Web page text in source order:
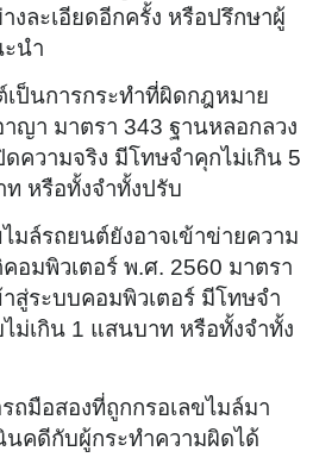
งละเอียดอีกครั้ง หรือปรึกษาผู้
นำ
เป็นการกระทำที่ผิดกฎหมาย
ญา มาตรา 343 ฐานหลอกลวง
ความจริง มีโทษจำคุกไม่เกิน 5
หรือทั้งจำทั้งปรับ
มล์รถยนต์ยังอาจเข้าข่ายความ
มพิวเตอร์ พ.ศ. 2560 มาตรา
สู่ระบบคอมพิวเตอร์ มีโทษจำ
ม่เกิน 1 แสนบาท หรือทั้งจำทั้ง
ถมือสองที่ถูกกรอเลขไมล์มา
นคดีกับผู้กระทำความผิดได้